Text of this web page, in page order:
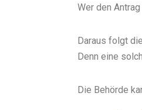
Wer den
Daraus folgt
Denn eine
Die Behörde